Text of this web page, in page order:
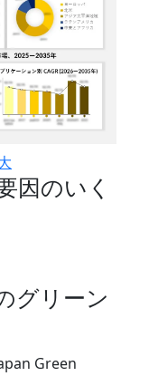
因のいく
グリーン
Green